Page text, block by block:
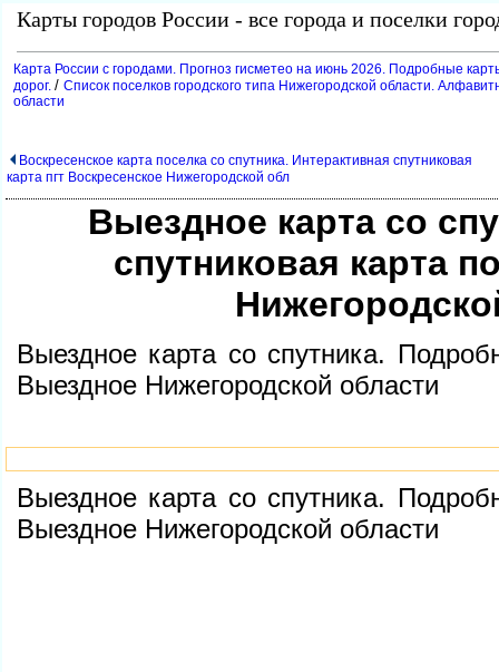
Карты городов России - все города и поселки
Карта России с городами. Прогноз гисметео на июнь 2026. Подробные
дорог. / Список поселков городского типа Нижегородской области.
области
оскресенское карта поселка со спутника. Интерактивная спутниковая
карта пгт Воскресенское Нижегородской обл
ыездное карта со
спутниковая карта
ыездное карта со спутника.
ыездное Нижегородской области
ыездное карта со спутника.
ыездное Нижегородской области